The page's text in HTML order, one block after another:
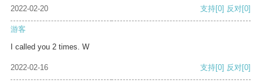
2022-02-20 支持[0] 反对[0]
游客
I called you 2 times. W
2022-02-16 支持[0] 反对[0]